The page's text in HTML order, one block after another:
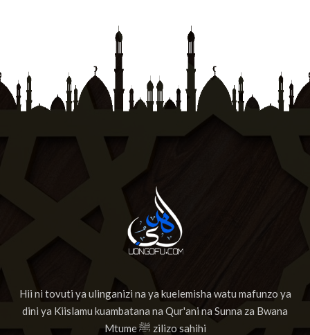
Hii ni tovuti ya ulinganizi na ya kuelemisha watu mafunzo ya
dini ya Kiislamu kuambatana na Qur'ani na Sunna za Bwana
Mtume ﷺ zilizo sahihi